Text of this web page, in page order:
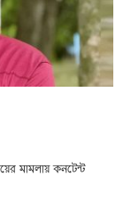
মামলায় কনটেন্ট